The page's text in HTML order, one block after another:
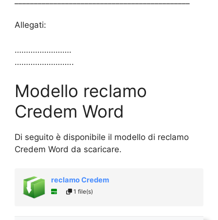
Allegati:
…………………….
……………………..
Modello reclamo
Credem Word
Di seguito è disponibile il modello di reclamo
Credem Word da scaricare.
reclamo Credem
1 file(s)